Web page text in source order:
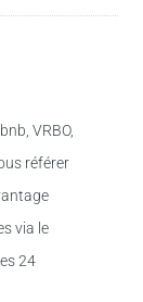
VRBO,
référer
via le
24